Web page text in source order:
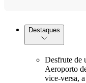
Destaques
Desfrute de
Aeroporto
vice-versa,